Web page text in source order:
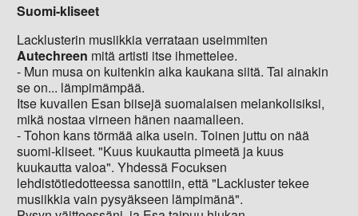
Suomi-kliseet
Lacklusterin musiikkia verrataan useimmiten
Autechreen mitä artisti itse ihmettelee.
- Mun musa on kuitenkin aika kaukana siitä. Tai ainakin
se on... lämpimämpää.
Itse kuvailen Esan biisejä suomalaisen melankolisiksi,
mikä nostaa virneen hänen naamalleen.
- Tohon kans törmää aika usein. Toinen juttu on nää
suomi-kliseet. "Kuus kuukautta pimeetä ja kuus
kuukautta valoa". Yhdessä Focuksen
lehdistötiedotteessa sanottiin, että "Lackluster tekee
musiikkia vain pysyäkseen lämpimänä".